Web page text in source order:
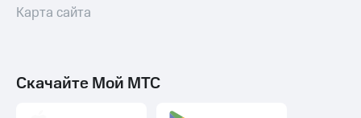
Наушники
часы
Карта сайта
Скачайте Мой МТС